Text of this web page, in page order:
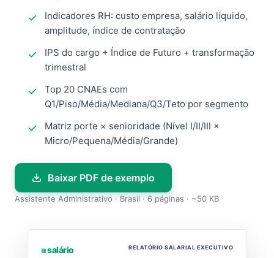
Indicadores RH: custo empresa, salário líquido,
amplitude, índice de contratação
IPS do cargo + Índice de Futuro + transformação
trimestral
Top 20 CNAEs com
Q1/Piso/Média/Mediana/Q3/Teto por segmento
Matriz porte × senioridade (Nível I/II/III ×
Micro/Pequena/Média/Grande)
Baixar PDF de exemplo
Assistente Administrativo · Brasil · 6 páginas · ~50 KB
⏐⏐⏐ salário RELATÓRIO SALARIAL EXECUTIVO